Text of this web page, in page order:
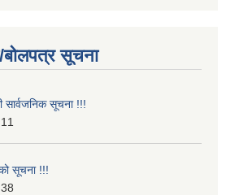
बोलपत्र सूचना
सार्वजनिक सूचना !!!
सूचना !!!